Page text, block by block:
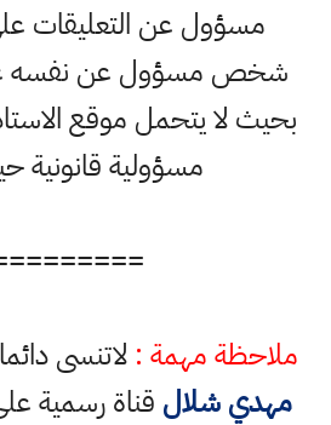
مسؤول عن التعليقات
شخص مسؤول عن نفسه عند
بحيث لا يتحمل موقع
مسؤولية قانونية
ملاحظة مهمة : لاتنسى
مهدي شلال قناة رسمية